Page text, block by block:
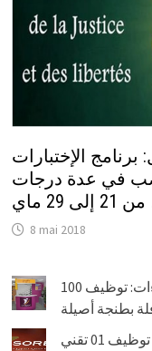
الإختبارات
لمباريات توظيف 95 منصب في عدة درجات
ماي
8 mai 2018
الوكالة الوطنية لإنعاش التشغيل والكفاءات: توظيف 100
بطنجة أصيلة
الشركة الملكية لتشجيع الفرس: مباراة توظيف 01 تقني